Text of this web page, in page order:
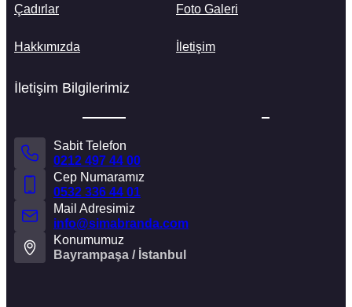
Çadırlar Foto Galeri
Hakkımızda İletişim
İletişim Bilgilerimiz
Sabit Telefon
0212 497 44 00
Cep Numaramız
0532 336 44 01
Mail Adresimiz
info@simabranda.com
Konumumuz
Bayrampaşa / İstanbul